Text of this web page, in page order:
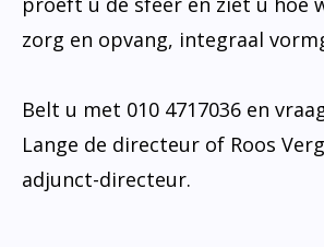
zorg en opvang, integraal
Belt u met 010 4717036 en
Lange de directeur of Roos
adjunct-directeur.